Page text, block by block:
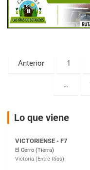
Paginación
de
entradas
Anterior 1
…
Lo que viene
Ramiro Tot (Asfalto)
Baradero (Buenos Aires)
Villaguay (Entre Ríos)
El Cerro (Tierra)
Victoria (Entre Ríos)
PATAGONICO - F6
Moto Club Reginense (Tierra)
Gral. E. Godoy (Río Negro)